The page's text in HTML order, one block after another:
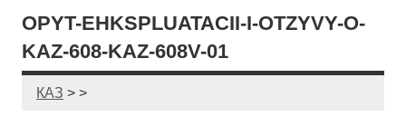
OPYT-EHKSPLUATACII-I-OTZYVY-O-
KAZ-608-KAZ-608V-01
КАЗ > >